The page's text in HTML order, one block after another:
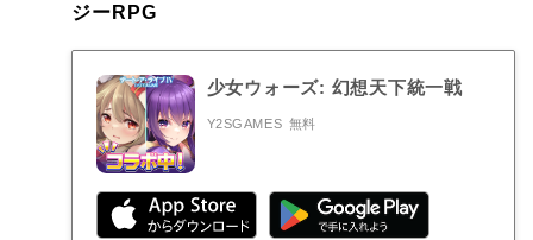
ジーRPG
少女ウォーズ: 幻想天下統一戦
Y2SGAMES 無料